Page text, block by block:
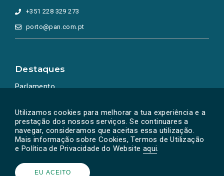
Utilizamos cookies para melhorar a tua experiência e a
prestação dos nossos serviços. Se continuares a
navegar, consideramos que aceitas essa utilização.
Mais informação sobre Cookies, Termos de Utilização
e Política de Privacidade do Website aqui.
EU ACEITO
+351 228 329 273
porto@pan.com.pt
Destaques
Parlamento